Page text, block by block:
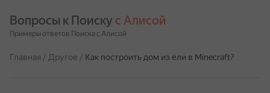
Вопросы к Поиску с Алисой
Примеры ответов Поиска с Алисой
Главная / Другое / Как построить дом из ели в Minecraft?